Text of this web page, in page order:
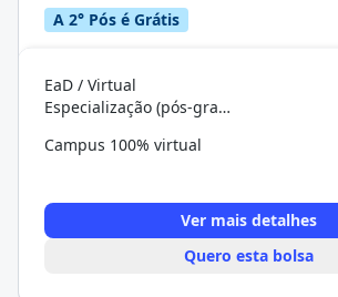
A 2° Pós é Grátis
EaD / Virtual
Especialização (pós-graduação)
Campus 100% virtual
Ver mais detalhes
Quero esta bolsa